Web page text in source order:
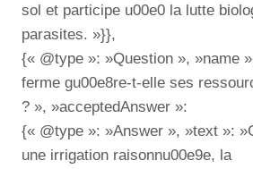
sol et participe u00e0 la lutte
parasites. »}},
{« @type »: »Question », »name
ferme gu00e8re-t-elle ses
? », »acceptedAnswer »:
{« @type »: »Answer », »text »:
une irrigation raisonnu00e9e, la